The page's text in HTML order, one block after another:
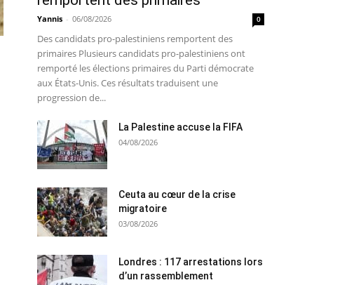
Yannis - 06/08/2026 0
Des candidats pro-palestiniens remportent des
primaires Plusieurs candidats pro-palestiniens ont
remporté les élections primaires du Parti démocrate
aux États-Unis. Ces résultats traduisent une
progression de...
La Palestine accuse la FIFA
04/08/2026
Ceuta au cœur de la crise
migratoire
03/08/2026
Londres : 117 arrestations lors
d’un rassemblement